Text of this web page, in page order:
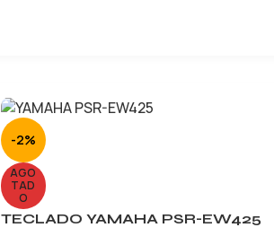
-2%
AGO
TAD
O
TECLADO YAMAHA PSR-EW425